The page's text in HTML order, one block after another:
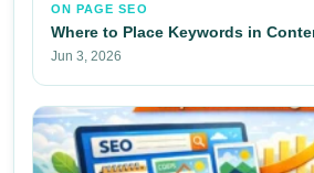
ON PAGE SEO
Where to Place Keywords in
Jun 3, 2026